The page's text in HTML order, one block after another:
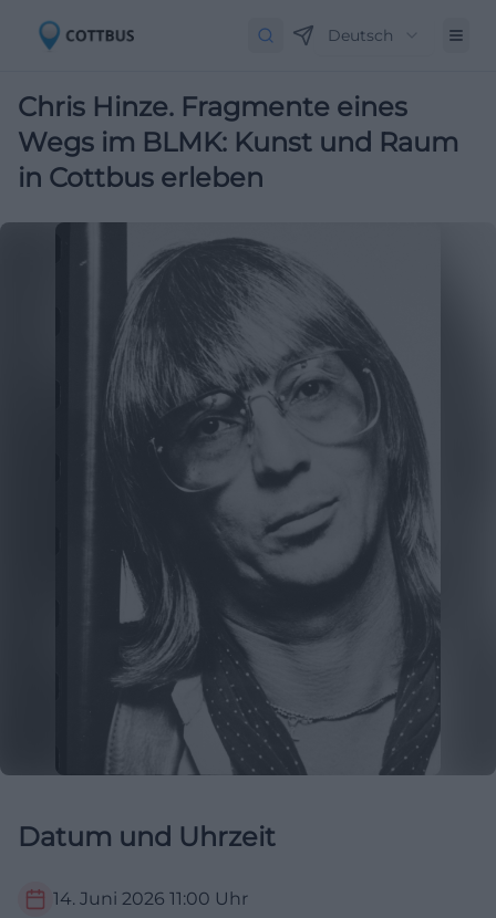
Deutsch
Chris Hinze. Fragmente eines
Wegs im BLMK: Kunst und Raum
in Cottbus erleben
Datum und Uhrzeit
14. Juni 2026 11:00 Uhr